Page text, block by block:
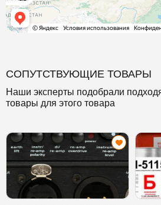
СОПУТСТВУЮЩИЕ ТОВАРЫ
Наши эксперты подобрали
товары для этого товара